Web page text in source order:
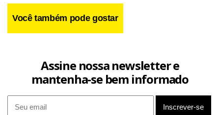
Facebook
WhatsApp Telegram
Share
Você também pode gostar
Assine nossa newsletter e
mantenha-se bem informado